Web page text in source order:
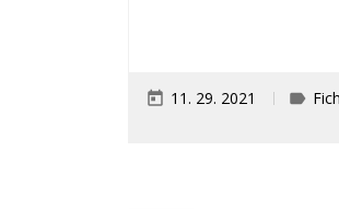
today 11. 29. 2021 label